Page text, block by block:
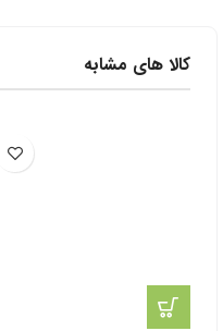
کالا های مشابه